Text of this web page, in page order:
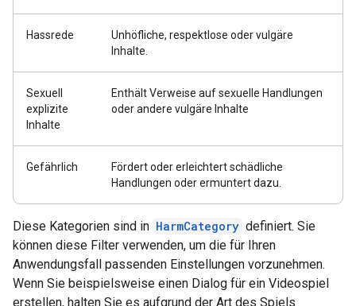
Hassrede
Unhöfliche, respektlose oder vulgäre
Inhalte.
Sexuell
explizite
Inhalte
Enthält Verweise auf sexuelle Handlungen
oder andere vulgäre Inhalte
Gefährlich
Fördert oder erleichtert schädliche
Handlungen oder ermuntert dazu.
Diese Kategorien sind in HarmCategory definiert. Sie
können diese Filter verwenden, um die für Ihren
Anwendungsfall passenden Einstellungen vorzunehmen.
Wenn Sie beispielsweise einen Dialog für ein Videospiel
erstellen, halten Sie es aufgrund der Art des Spiels